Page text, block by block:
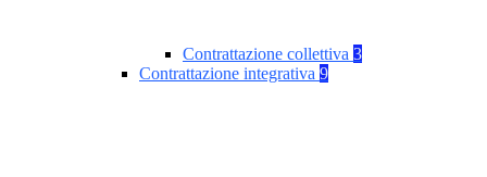
Contrattazione collettiva 3
Contrattazione integrativa 9